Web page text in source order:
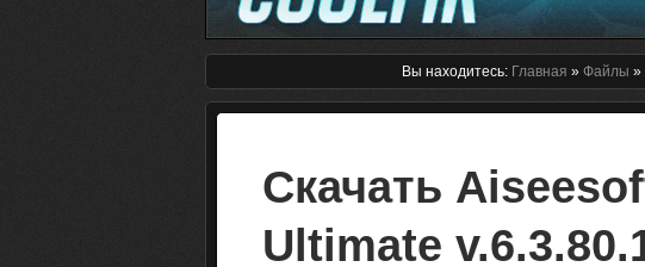
Вы находитесь: Главная » Файлы »
Скачать
Ultimate